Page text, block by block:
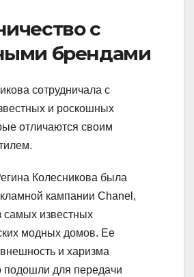
с
брендами
сотрудничала с
и роскошных
отличаются своим
Колесникова была
кампании Chanel,
самых известных
модных домов. Ее
и харизма
подошли для передачи